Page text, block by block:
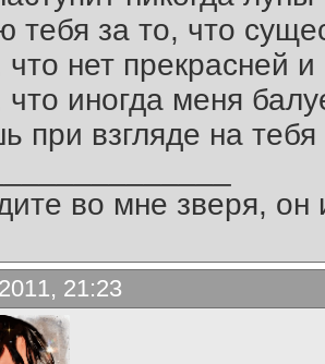
тебя за то, что
что нет прекрасней
что иногда меня
при взгляде на
во мне зверя, он
21:23